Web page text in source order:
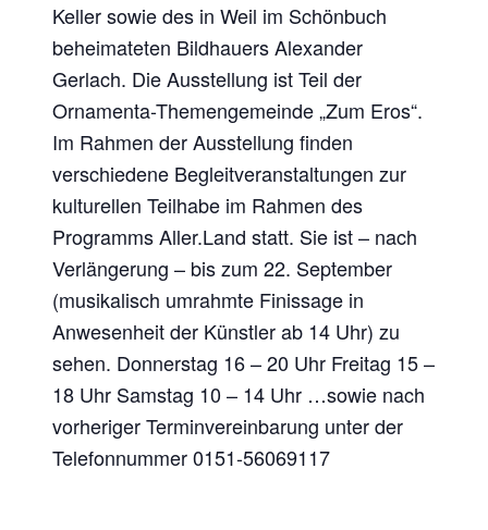
Keller sowie des in Weil im Schönbuch
beheimateten Bildhauers Alexander
Gerlach. Die Ausstellung ist Teil der
Ornamenta-Themengemeinde „Zum Eros“.
Im Rahmen der Ausstellung finden
verschiedene Begleitveranstaltungen zur
kulturellen Teilhabe im Rahmen des
Programms Aller.Land statt. Sie ist – nach
Verlängerung – bis zum 22. September
(musikalisch umrahmte Finissage in
Anwesenheit der Künstler ab 14 Uhr) zu
sehen. Donnerstag 16 – 20 Uhr Freitag 15 –
18 Uhr Samstag 10 – 14 Uhr …sowie nach
vorheriger Terminvereinbarung unter der
Telefonnummer 0151-56069117